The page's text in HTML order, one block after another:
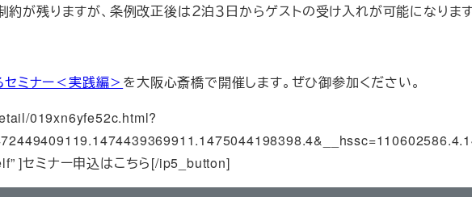
が残りますが、条例改正後は２泊３日からゲストの受け入れが可能になります
ミナー＜実践編＞ を大阪心斎橋で開催します。ぜひ御参加ください。
019xn6yfe52c.html?
]セミナー申込はこちら[/ip5_button]